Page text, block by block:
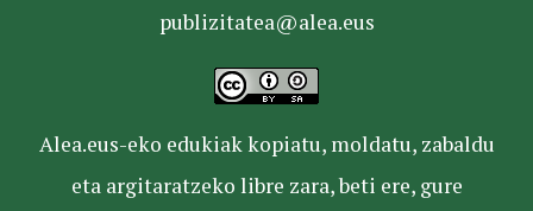
publizitatea@alea.eus
Alea.eus-eko edukiak kopiatu, moldatu, zabaldu
eta argitaratzeko libre zara, beti ere, gure